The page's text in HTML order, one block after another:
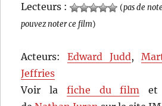
Lecteurs : (pas de
pouvez noter ce film)
Acteurs:Edward Judd,
Jeffries
Voir la fiche du film et